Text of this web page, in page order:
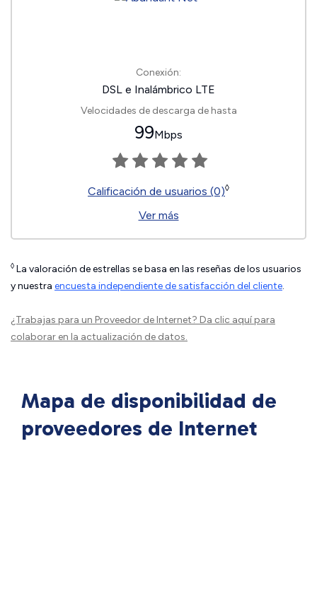
Conexión:
DSL e Inalámbrico LTE
Velocidades de descarga de hasta
99Mbps
Calificación de usuarios (0)◊
Ver más
◊ La valoración de estrellas se basa en las reseñas de los usuarios
y nuestra encuesta independiente de satisfacción del cliente.
¿Trabajas para un Proveedor de Internet? Da clic aquípara
colaborar en la actualización de datos.
Mapa de disponibilidad de
proveedores de Internet